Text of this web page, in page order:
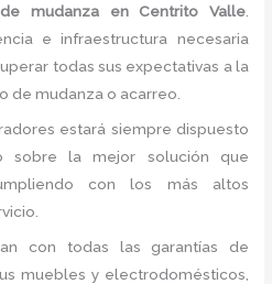
mudanza en Centrito Valle.
e infraestructura necesaria
todas sus expectativas a la
de mudanza o acarreo.
estará siempre dispuesto
sobre la mejor solución que
con los más altos
con todas las garantías de
muebles y electrodomésticos,